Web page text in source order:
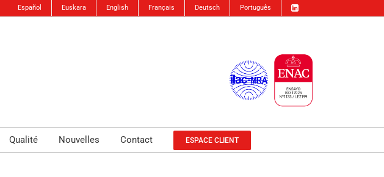
Español Euskara English Français Deutsch Português
Qualité Nouvelles Contact ESPACE CLIENT